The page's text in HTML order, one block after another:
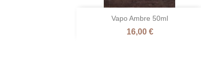
Vapo Ambre 50ml
Prix
16,00 €
Aperçu rapide